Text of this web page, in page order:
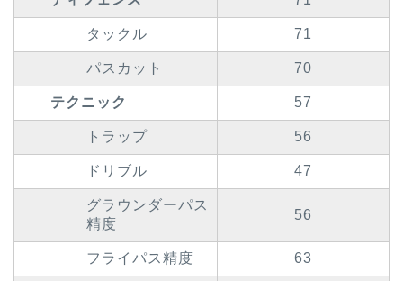
タックル 71
パスカット 70
テクニック 57
トラップ 56
ドリブル 47
グラウンダーパス
精度
56
フライパス精度 63